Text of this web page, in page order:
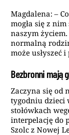
Magdalena: –
mogła się z
naszym życiem.
normalną
może usłyszeć
Bezbronni mają
Zaczyna się od
tygodniu dzieci
stołówkach
interpelację do
Szolc z Nowej